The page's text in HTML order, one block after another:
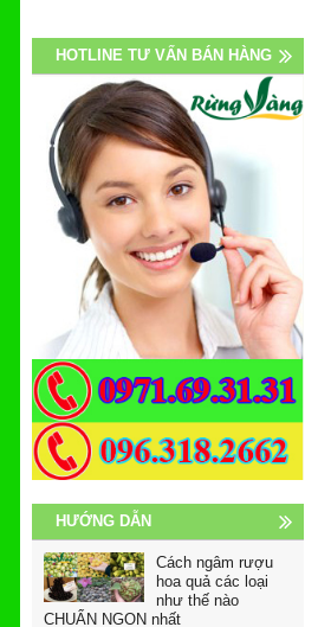
HOTLINE TƯ VẤN BÁN HÀNG
HƯỚNG DẪN
Cách ngâm rượu
hoa quả các loại
như thế nào
CHUẨN NGON nhất